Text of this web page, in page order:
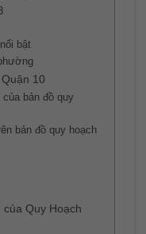
bật
10
bản đồ quy
bản đồ quy hoạch
Quy Hoạch